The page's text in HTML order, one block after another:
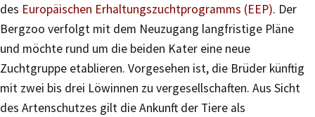
des Europäischen Erhaltungszuchtprogramms (EEP). Der
Bergzoo verfolgt mit dem Neuzugang langfristige Pläne
und möchte rund um die beiden Kater eine neue
Zuchtgruppe etablieren. Vorgesehen ist, die Brüder künftig
mit zwei bis drei Löwinnen zu vergesellschaften. Aus Sicht
des Artenschutzes gilt die Ankunft der Tiere als